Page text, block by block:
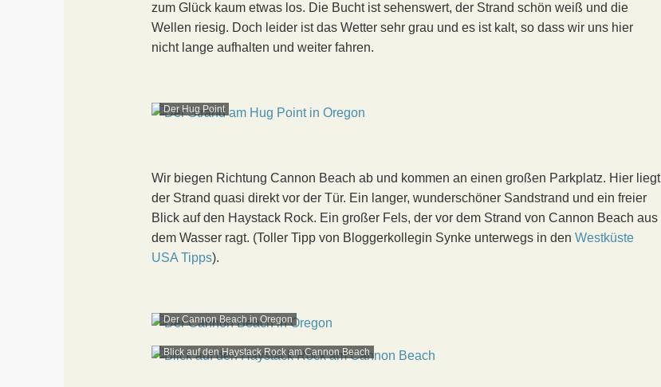
zum Glück kaum etwas los. Die Bucht ist sehenswert, der Strand schön weiß und die
Wellen riesig. Doch leider ist das Wetter sehr grau und es ist kalt, so dass wir uns hier
nicht lange aufhalten und weiter fahren.
Der Hug Point
Wir biegen Richtung Cannon Beach ab und kommen an einen großen Parkplatz. Hier liegt
der Strand quasi direkt vor der Tür. Ein langer, wunderschöner Sandstrand und ein freier
Blick auf den Haystack Rock. Ein großer Fels, der vor dem Strand von Cannon Beach aus
dem Wasser ragt. (Toller Tipp von Bloggerkollegin Synke unterwegs in den Westküste
USA Tipps).
Der Cannon Beach in Oregon
Blick auf den Haystack Rock am Cannon Beach